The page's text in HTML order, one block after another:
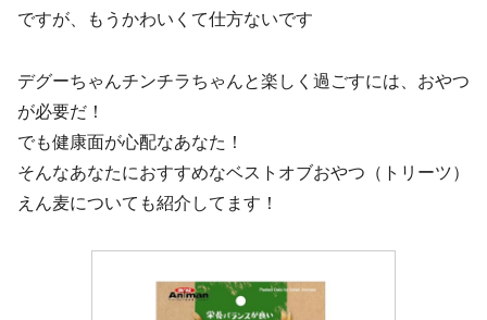
ですが、もうかわいくて仕方ないです
デグーちゃんチンチラちゃんと楽しく過ごすには、おやつ
が必要だ！
でも健康面が心配なあなた！
そんなあなたにおすすめなベストオブおやつ（トリーツ）
えん麦についても紹介してます！